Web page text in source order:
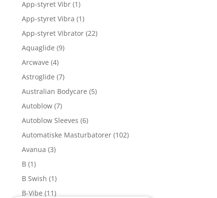
App-styret Vibr (1)
App-styret Vibra (1)
App-styret Vibrator (22)
Aquaglide (9)
Arcwave (4)
Astroglide (7)
Australian Bodycare (5)
Autoblow (7)
Autoblow Sleeves (6)
Automatiske Masturbatorer (102)
Avanua (3)
B (1)
B Swish (1)
B-Vibe (11)